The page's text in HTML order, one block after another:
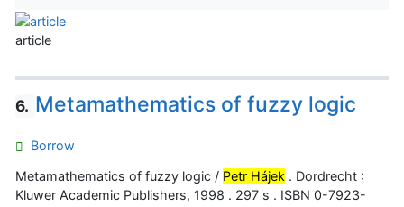
article
6. Metamathematics of fuzzy logic
Borrow
Metamathematics of fuzzy logic / Petr Hájek . Dordrecht :
Kluwer Academic Publishers, 1998 . 297 s . ISBN 0-7923-